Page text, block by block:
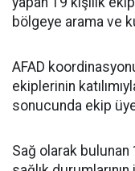
bölgeye arama ve
AFAD
ekiplerinin
sonucunda ekip
Sağ olarak bulunan